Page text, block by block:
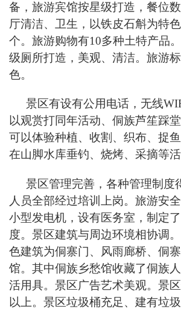
备，旅游宾馆按星级打造，餐位
厅清洁、卫生，以铁皮石斛为特
个。旅游购物有10多种土特产品
级厕所打造，美观、清洁。旅游
色。
景区有设有公用电话，无线
以观赏打同年活动、侗族芦笙踩
可以体验种植、收割、织布、捉
在山脚水库垂钓、烧烤、采摘等活
景区管理完善，各种管理制度
人员全部经过培训上岗。旅游安
小型发电机，设有医务室，制定
度。景区建筑与周边环境相协调
色建筑为侗寨门、风雨廊桥、侗
馆。其中侗族乡愁馆收藏了侗族
活用具。景区广告艺术美观。景
以上。景区垃圾桶充足、建有垃